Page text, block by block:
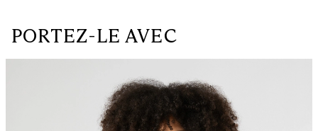
PORTEZ-LE AVEC